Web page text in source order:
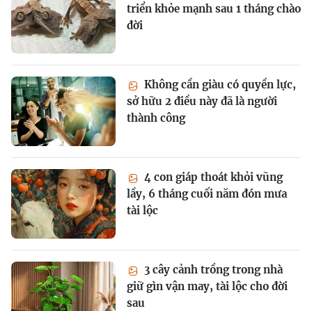
triển khỏe mạnh sau 1 tháng chào
đời
Không cần giàu có quyền lực,
sở hữu 2 điều này đã là người
thành công
4 con giáp thoát khỏi vũng
lầy, 6 tháng cuối năm đón mưa
tài lộc
3 cây cảnh trồng trong nhà
giữ gìn vận may, tài lộc cho đời
sau